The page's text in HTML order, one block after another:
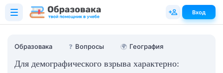
Образовака ❓ Вопросы 🌍 География
Для демографического взрыва характерно:
Вход